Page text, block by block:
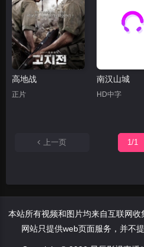
高地战
正片
南汉山城
HD中字
上一页 1/1
本站所有视频和图片均来自互联网
网站只提供web页面服务，并不